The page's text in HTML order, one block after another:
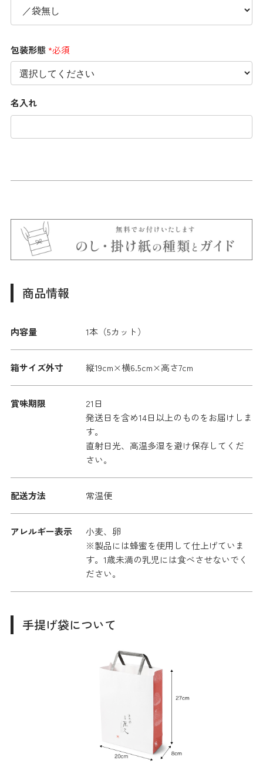
包装形態*必須
名入れ
商品情報
内容量 1本（5カット）
箱サイズ外寸 縦19cm×横6.5cm×高さ7cm
賞味期限
21日
発送日を含め14日以上のものをお届けしま
す。
直射日光、高温多湿を避け保存してくだ
さい。
配送方法 常温便
アレルギー表示
小麦、卵
※製品には蜂蜜を使用して仕上げていま
す。1歳未満の乳児には食べさせないでく
ださい。
手提げ袋について